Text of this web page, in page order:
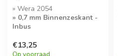
» Wera 2054
» 0,7 mm Binnenzeskant -
Inbus
» Kwaliteit
Microschroevendraaier
€13,25